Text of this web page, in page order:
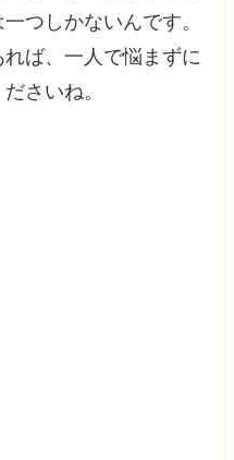
つしかないんです。
ば、一人で悩まずに
さいね。